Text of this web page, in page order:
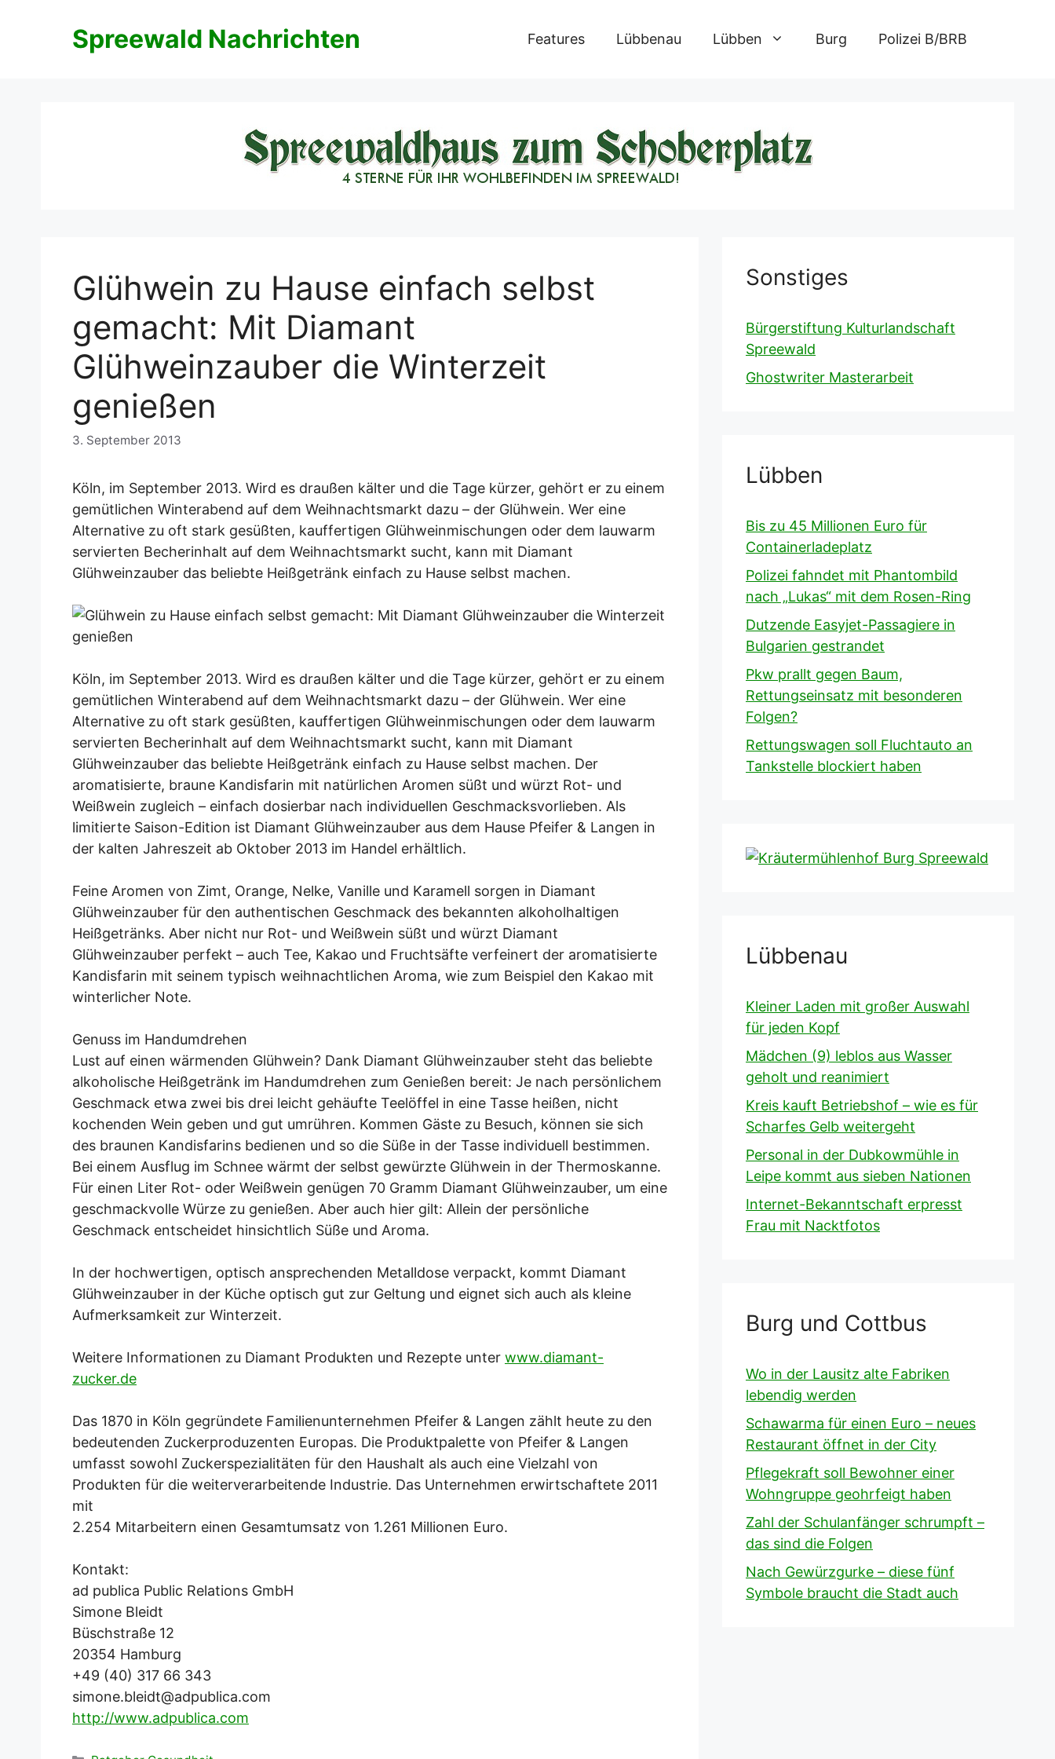
Spreewald Nachrichten Features Lübbenau Lübben Burg Polizei B/BRB
Glühwein zu Hause einfach selbst
gemacht: Mit Diamant
Glühweinzauber die Winterzeit
genießen
3. September 2013
Köln, im September 2013. Wird es draußen kälter und die Tage kürzer, gehört er zu einem
gemütlichen Winterabend auf dem Weihnachtsmarkt dazu – der Glühwein. Wer eine
Alternative zu oft stark gesüßten, kauffertigen Glühweinmischungen oder dem lauwarm
servierten Becherinhalt auf dem Weihnachtsmarkt sucht, kann mit Diamant
Glühweinzauber das beliebte Heißgetränk einfach zu Hause selbst machen.
Köln, im September 2013. Wird es draußen kälter und die Tage kürzer, gehört er zu einem
gemütlichen Winterabend auf dem Weihnachtsmarkt dazu – der Glühwein. Wer eine
Alternative zu oft stark gesüßten, kauffertigen Glühweinmischungen oder dem lauwarm
servierten Becherinhalt auf dem Weihnachtsmarkt sucht, kann mit Diamant
Glühweinzauber das beliebte Heißgetränk einfach zu Hause selbst machen. Der
aromatisierte, braune Kandisfarin mit natürlichen Aromen süßt und würzt Rot- und
Weißwein zugleich – einfach dosierbar nach individuellen Geschmacksvorlieben. Als
limitierte Saison-Edition ist Diamant Glühweinzauber aus dem Hause Pfeifer & Langen in
der kalten Jahreszeit ab Oktober 2013 im Handel erhältlich.
Feine Aromen von Zimt, Orange, Nelke, Vanille und Karamell sorgen in Diamant
Glühweinzauber für den authentischen Geschmack des bekannten alkoholhaltigen
Heißgetränks. Aber nicht nur Rot- und Weißwein süßt und würzt Diamant
Glühweinzauber perfekt – auch Tee, Kakao und Fruchtsäfte verfeinert der aromatisierte
Kandisfarin mit seinem typisch weihnachtlichen Aroma, wie zum Beispiel den Kakao mit
winterlicher Note.
Genuss im Handumdrehen
Lust auf einen wärmenden Glühwein? Dank Diamant Glühweinzauber steht das beliebte
alkoholische Heißgetränk im Handumdrehen zum Genießen bereit: Je nach persönlichem
Geschmack etwa zwei bis drei leicht gehäufte Teelöffel in eine Tasse heißen, nicht
kochenden Wein geben und gut umrühren. Kommen Gäste zu Besuch, können sie sich
des braunen Kandisfarins bedienen und so die Süße in der Tasse individuell bestimmen.
Bei einem Ausflug im Schnee wärmt der selbst gewürzte Glühwein in der Thermoskanne.
Für einen Liter Rot- oder Weißwein genügen 70 Gramm Diamant Glühweinzauber, um eine
geschmackvolle Würze zu genießen. Aber auch hier gilt: Allein der persönliche
Geschmack entscheidet hinsichtlich Süße und Aroma.
In der hochwertigen, optisch ansprechenden Metalldose verpackt, kommt Diamant
Glühweinzauber in der Küche optisch gut zur Geltung und eignet sich auch als kleine
Aufmerksamkeit zur Winterzeit.
Weitere Informationen zu Diamant Produkten und Rezepte unter www.diamant-
zucker.de
Das 1870 in Köln gegründete Familienunternehmen Pfeifer & Langen zählt heute zu den
bedeutenden Zuckerproduzenten Europas. Die Produktpalette von Pfeifer & Langen
umfasst sowohl Zuckerspezialitäten für den Haushalt als auch eine Vielzahl von
Produkten für die weiterverarbeitende Industrie. Das Unternehmen erwirtschaftete 2011
mit
2.254 Mitarbeitern einen Gesamtumsatz von 1.261 Millionen Euro.
Kontakt:
ad publica Public Relations GmbH
Simone Bleidt
Büschstraße 12
20354 Hamburg
+49 (40) 317 66 343
simone.bleidt@adpublica.com
http://www.adpublica.com
Sonstiges
Bürgerstiftung Kulturlandschaft
Spreewald
Ghostwriter Masterarbeit
Lübben
Bis zu 45 Millionen Euro für
Containerladeplatz
Polizei fahndet mit Phantombild
nach „Lukas“ mit dem Rosen-Ring
Dutzende Easyjet-Passagiere in
Bulgarien gestrandet
Pkw prallt gegen Baum,
Rettungseinsatz mit besonderen
Folgen?
Rettungswagen soll Fluchtauto an
Tankstelle blockiert haben
Lübbenau
Kleiner Laden mit großer Auswahl
für jeden Kopf
Mädchen (9) leblos aus Wasser
geholt und reanimiert
Kreis kauft Betriebshof – wie es für
Scharfes Gelb weitergeht
Personal in der Dubkowmühle in
Leipe kommt aus sieben Nationen
Internet-Bekanntschaft erpresst
Frau mit Nacktfotos
Burg und Cottbus
Wo in der Lausitz alte Fabriken
lebendig werden
Schawarma für einen Euro – neues
Restaurant öffnet in der City
Pflegekraft soll Bewohner einer
Wohngruppe geohrfeigt haben
Zahl der Schulanfänger schrumpft –
das sind die Folgen
Nach Gewürzgurke – diese fünf
Symbole braucht die Stadt auch